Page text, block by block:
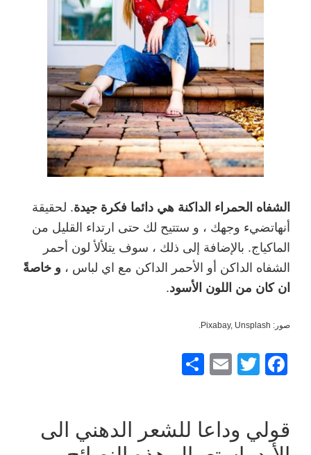
الشفاه الحمراء الداكنة هي دائما فكرة جيدة. لحقيقة
أنهاتضيء وجهك ، و ستتيح لك حتى ارتداء القليل من
الماكياج. بالإضافة إلى ذلك ، سوف يتلألأ لون أحمر
الشفاه الداكن أو الأحمر الداكن مع اي لباس ، و خاصةً
ان كان من اللون الأسود.
صور: Pixabay, Unsplash.
F
e
T
er
E
قولي وداعا للشعر الدهني الى